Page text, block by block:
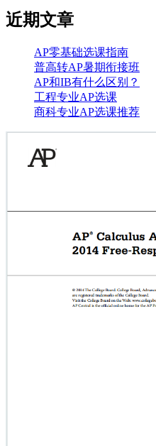
近期文章
AP零基础选课指南
普高转AP暑期衔接班
AP和IB有什么区别？
工程专业AP选课
商科专业AP选课推荐